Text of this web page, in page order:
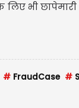
भी
# FraudCase #